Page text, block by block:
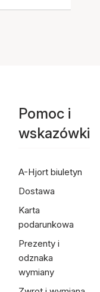
Pomoc i
wskazówki
A-Hjort biuletyn
Dostawa
Karta
podarunkowa
Prezenty i
odznaka
wymiany